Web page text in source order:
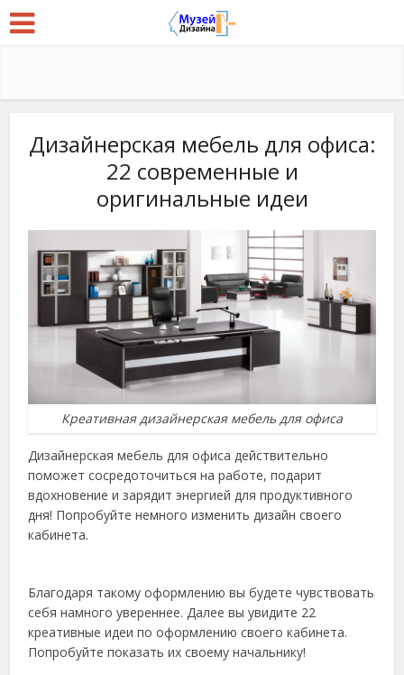
Дизайнерская мебель для офиса:
22 современные и
оригинальные идеи
Креативная дизайнерская мебель для офиса
Дизайнерская мебель для офиса действительно
поможет сосредоточиться на работе, подарит
вдохновение и зарядит энергией для продуктивного
дня! Попробуйте немного изменить дизайн своего
кабинета.
Благодаря такому оформлению вы будете чувствовать
себя намного увереннее. Далее вы увидите 22
креативные идеи по оформлению своего кабинета.
Попробуйте показать их своему начальнику!